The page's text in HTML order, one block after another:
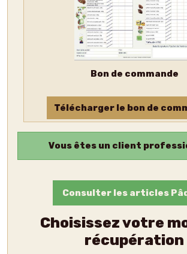
Bon de commande
Télécharger le bon de
Vous êtes un client
Consulter les articles
Choisissez votre
récupération